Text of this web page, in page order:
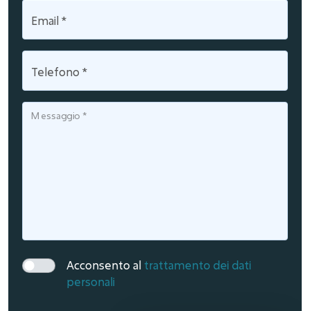
Email*
Telefono *
Messaggio *
Acconsento al trattamento dei dati
personali